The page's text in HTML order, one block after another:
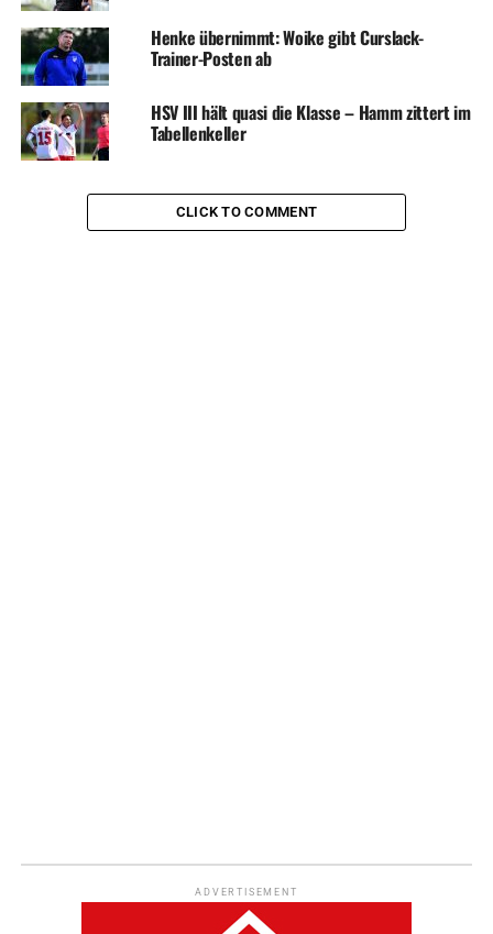
Henke übernimmt: Woike gibt Curslack-
Trainer-Posten ab
HSV III hält quasi die Klasse – Hamm zittert im
Tabellenkeller
CLICK TO COMMENT
ADVERTISEMENT